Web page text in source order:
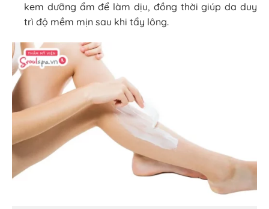
kem dưỡng ẩm để làm dịu, đồng thời giúp da duy
trì độ mềm mịn sau khi tẩy lông.